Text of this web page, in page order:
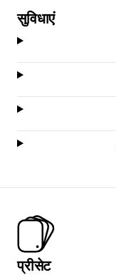
सुविधाएं
प्रीसेट